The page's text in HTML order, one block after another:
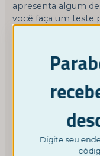
apresenta algum
você faça um teste
O que acontece
Se a infecção de
continuar a se
causar sérios
se você suspeitar
Como tratar a
Digite seu